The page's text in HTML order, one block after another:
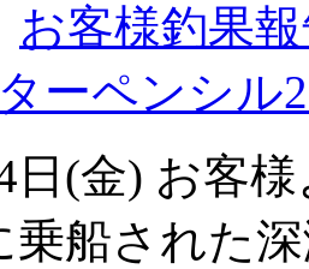
お客様釣果
ーペンシル
日(金) お客
乗船された